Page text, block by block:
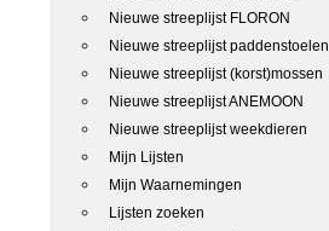
Nieuwe streeplijst FLORON
Nieuwe streeplijst paddenstoelen
Nieuwe streeplijst (korst)mossen
Nieuwe streeplijst ANEMOON
Nieuwe streeplijst weekdieren
Mijn Lijsten
Mijn Waarnemingen
Lijsten zoeken